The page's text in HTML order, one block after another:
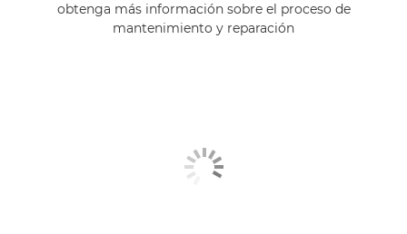
obtenga más información sobre el proceso de
mantenimiento y reparación